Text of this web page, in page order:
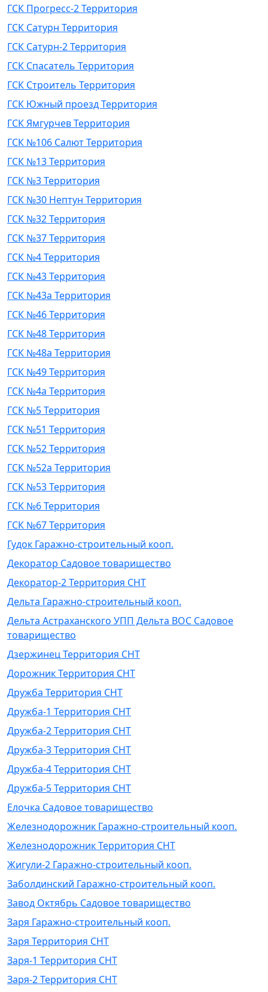
ГСК Прогресс-2 Территория
ГСК Сатурн Территория
ГСК Сатурн-2 Территория
ГСК Спасатель Территория
ГСК Строитель Территория
ГСК Южный проезд Территория
ГСК Ямгурчев Территория
ГСК №106 Салют Территория
ГСК №13 Территория
ГСК №3 Территория
ГСК №30 Нептун Территория
ГСК №32 Территория
ГСК №37 Территория
ГСК №4 Территория
ГСК №43 Территория
ГСК №43а Территория
ГСК №46 Территория
ГСК №48 Территория
ГСК №48а Территория
ГСК №49 Территория
ГСК №4а Территория
ГСК №5 Территория
ГСК №51 Территория
ГСК №52 Территория
ГСК №52а Территория
ГСК №53 Территория
ГСК №6 Территория
ГСК №67 Территория
Гудок Гаражно-строительный кооп.
Декоратор Садовое товарищество
Декоратор-2 Территория СНТ
Дельта Гаражно-строительный кооп.
Дельта Астраханского УПП Дельта ВОС Садовое
товарищество
Дзержинец Территория СНТ
Дорожник Территория СНТ
Дружба Территория СНТ
Дружба-1 Территория СНТ
Дружба-2 Территория СНТ
Дружба-3 Территория СНТ
Дружба-4 Территория СНТ
Дружба-5 Территория СНТ
Елочка Садовое товарищество
Железнодорожник Гаражно-строительный кооп.
Железнодорожник Территория СНТ
Жигули-2 Гаражно-строительный кооп.
Заболдинский Гаражно-строительный кооп.
Завод Октябрь Садовое товарищество
Заря Гаражно-строительный кооп.
Заря Территория СНТ
Заря-1 Территория СНТ
Заря-2 Территория СНТ